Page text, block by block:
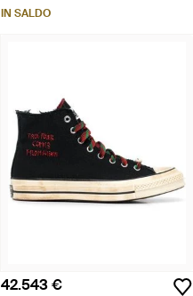
IN SALDO
42.543 €